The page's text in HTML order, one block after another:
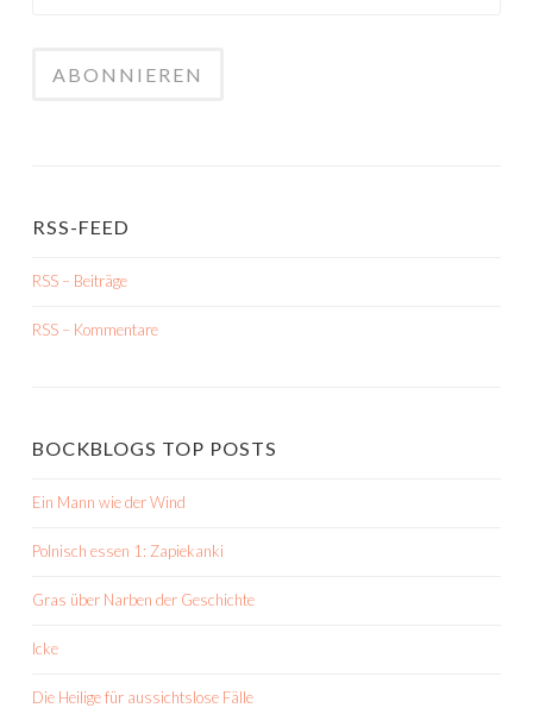
RSS-FEED
RSS – Beiträge
RSS – Kommentare
BOCKBLOGS TOP POSTS
Ein Mann wie der Wind
Polnisch essen 1: Zapiekanki
Gras über Narben der Geschichte
Icke
Die Heilige für aussichtslose Fälle